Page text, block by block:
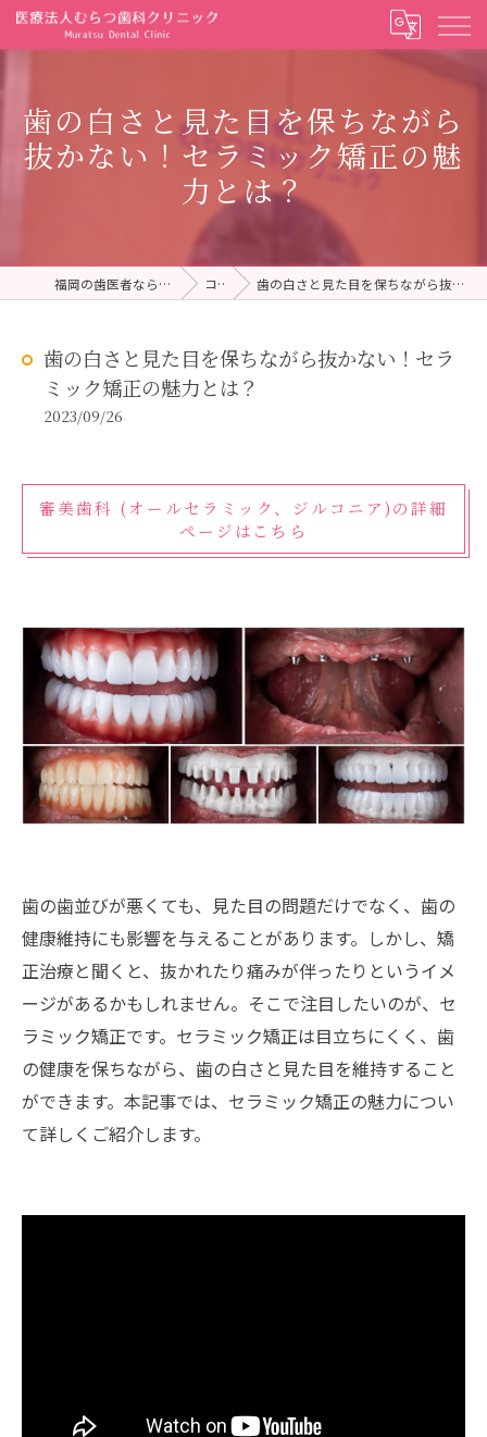
歯の白さと見た目を保ちながら
抜かない！セラミック矯正の魅
力とは？
福岡の歯医者ならむらつ歯科クリニック コラム 歯の白さと見た目を保ちながら抜かない！セラミック矯正の魅力とは？
歯の白さと見た目を保ちながら抜かない！セラ
ミック矯正の魅力とは？
2023/09/26
審美歯科 (オールセラミック、ジルコニア)の詳細
ページはこちら
歯の歯並びが悪くても、見た目の問題だけでなく、歯の
健康維持にも影響を与えることがあります。しかし、矯
正治療と聞くと、抜かれたり痛みが伴ったりというイメ
ージがあるかもしれません。そこで注目したいのが、セ
ラミック矯正です。セラミック矯正は目立ちにくく、歯
の健康を保ちながら、歯の白さと見た目を維持すること
ができます。本記事では、セラミック矯正の魅力につい
て詳しくご紹介します。